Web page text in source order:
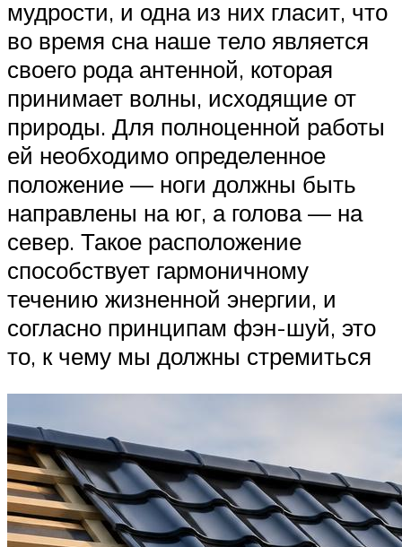
мудрости, и одна из них гласит, что
во время сна наше тело является
своего рода антенной, которая
принимает волны, исходящие от
природы. Для полноценной работы
ей необходимо определенное
положение — ноги должны быть
направлены на юг, а голова — на
север. Такое расположение
способствует гармоничному
течению жизненной энергии, и
согласно принципам фэн-шуй, это
то, к чему мы должны стремиться